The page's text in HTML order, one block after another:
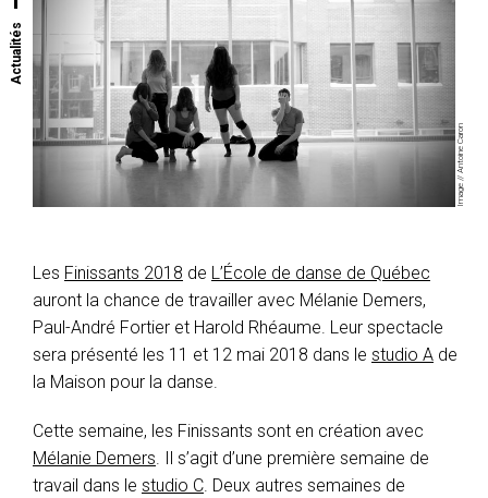
Actualités
Image // Antoine Caron
Les Finissants 2018 de L’École de danse de Québec
auront la chance de travailler avec Mélanie Demers,
Paul-André Fortier et Harold Rhéaume. Leur spectacle
sera présenté les 11 et 12 mai 2018 dans le studio A de
la Maison pour la danse.
Cette semaine, les Finissants sont en création avec
Mélanie Demers. Il s’agit d’une première semaine de
travail dans le studio C. Deux autres semaines de